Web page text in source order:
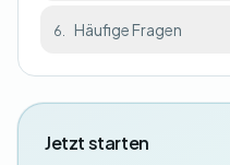
6. Häufige Fragen
Jetzt starten